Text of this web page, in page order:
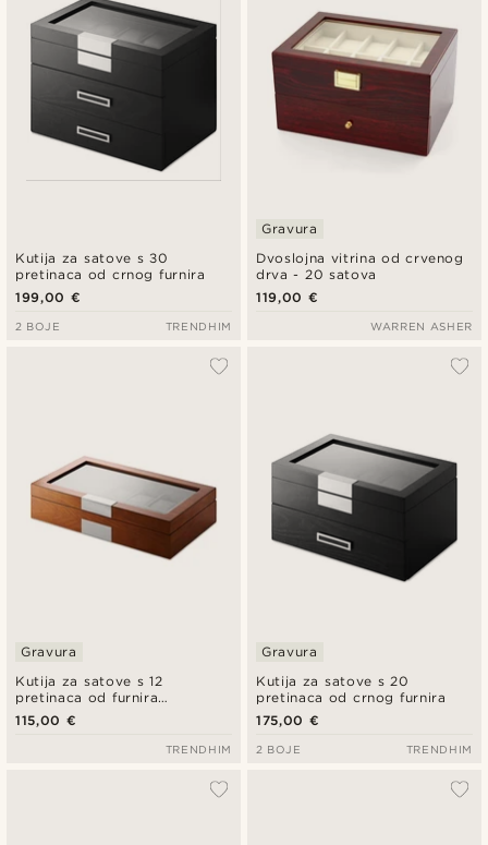
Kutija za satove s 30
pretinaca od crnog furnira
199,00 €
2 BOJE TRENDHIM
Dvoslojna vitrina od crvenog
drva - 20 satova
Gravura
119,00 €
WARREN ASHER
Kutija za satove s 12
pretinaca od furnira
mahagonija
Gravura
115,00 €
TRENDHIM
Kutija za satove s 20
pretinaca od crnog furnira
Gravura
175,00 €
2 BOJE TRENDHIM